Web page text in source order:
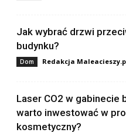
Jak wybrać drzwi
budynku?
Dom Redakcja
Laser CO2 w gabinecie
warto inwestować w
kosmetyczny?